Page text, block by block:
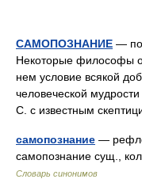
САМОПОЗНАНИЕ —
Некоторые философы
нем условие всякой
человеческой
С. с известным
самопознание —
самопознание сущ.,
Словарь синонимов